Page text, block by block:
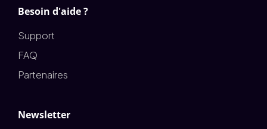
Besoin d'aide ?
Support
FAQ
Partenaires
Newsletter